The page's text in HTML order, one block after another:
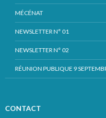
MÉCÉNAT
NEWSLETTER N° 01
NEWSLETTER N° 02
RÉUNION PUBLIQUE 9
CONTACT